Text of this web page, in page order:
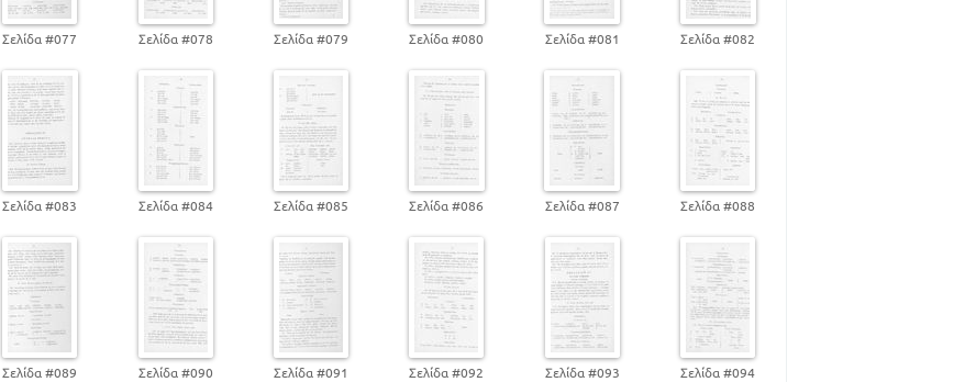
Σελίδα #077 Σελίδα #078 Σελίδα #079 Σελίδα #080 Σελίδα #081 Σελίδα #082
Σελίδα #083 Σελίδα #084 Σελίδα #085 Σελίδα #086 Σελίδα #087 Σελίδα #088
Σελίδα #089 Σελίδα #090 Σελίδα #091 Σελίδα #092 Σελίδα #093 Σελίδα #094